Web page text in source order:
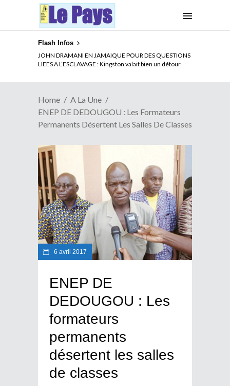
Flash Infos
JOHN DRAMANI EN JAMAIQUE POUR DES QUESTIONS
LIEES A L’ESCLAVAGE : Kingston valait bien un détour
ELECTION DE TALON A LA TETE DU SENAT BENINOIS :
Quand Patrice quitte le pouvoir sans partir !
Home
A La Une
ENEP DE DEDOUGOU : Les Formateurs
Permanents Désertent Les Salles De Classes
6 avril 2017
ENEP DE
DEDOUGOU : Les
formateurs
permanents
désertent les salles
de classes